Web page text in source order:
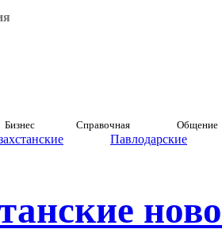
Бизнес Справочная Общение
Павлодарские